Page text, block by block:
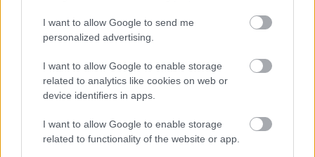
I want to allow Google to send me
personalized advertising.
I want to allow Google to enable storage
related to analytics like cookies on web or
device identifiers in apps.
I want to allow Google to enable storage
related to functionality of the website or app.
ELSTARTOLT A MŰVÉSZETEK VÖLGYE